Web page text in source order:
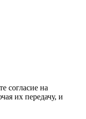
согласие на
их передачу, и